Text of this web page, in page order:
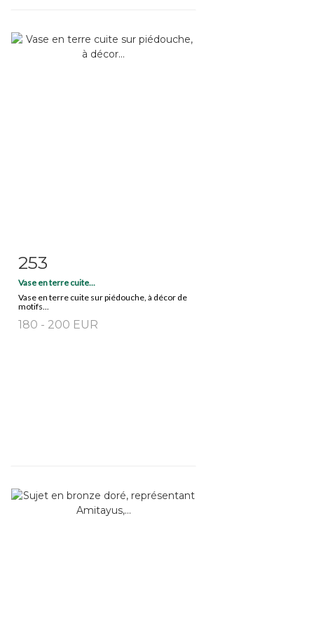
Item detail
253
Vase en terre cuite...
Vase en terre cuite sur piédouche, à décor de
motifs...
180 - 200 EUR